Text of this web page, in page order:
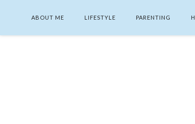
ABOUT ME LIFESTYLE PARENTING